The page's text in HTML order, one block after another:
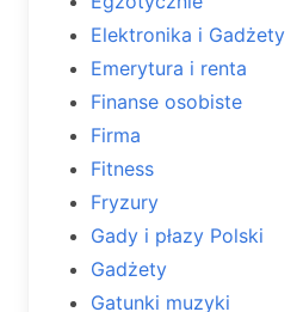
Elektronika i Gadżety
Emerytura i renta
Finanse osobiste
Firma
Fitness
Fryzury
Gady i płazy Polski
Gadżety
Gatunki muzyki